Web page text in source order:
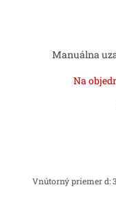
Manuálna
Na
Vnútorný priemer d: